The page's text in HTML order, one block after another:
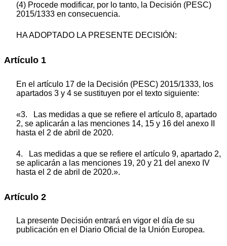
(4) Procede modificar, por lo tanto, la Decisión (PESC)
2015/1333 en consecuencia.
HA ADOPTADO LA PRESENTE DECISIÓN:
Artículo 1
En el artículo 17 de la Decisión (PESC) 2015/1333, los
apartados 3 y 4 se sustituyen por el texto siguiente:
«3. Las medidas a que se refiere el artículo 8, apartado
2, se aplicarán a las menciones 14, 15 y 16 del anexo II
hasta el 2 de abril de 2020.
4. Las medidas a que se refiere el artículo 9, apartado 2,
se aplicarán a las menciones 19, 20 y 21 del anexo IV
hasta el 2 de abril de 2020.».
Artículo 2
La presente Decisión entrará en vigor el día de su
publicación en el Diario Oficial de la Unión Europea.